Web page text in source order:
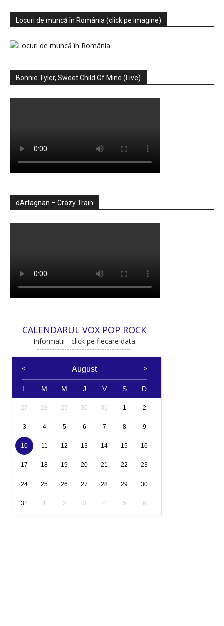
Locuri de muncă în România (click pe imagine)
Bonnie Tyler, Sweet Child Of Mine (Live)
dArtagnan – Crazy Train
CALENDARUL VOX POP ROCK
Informatii - click pe fiecare data
August
L M M J V S D
27 28 29 30 31 1 2
3 4 5 6 7 8 9
10 11 12 13 14 15 16
17 18 19 20 21 22 23
24 25 26 27 28 29 30
31 1 2 3 4 5 6